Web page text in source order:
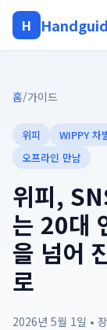
H
홈/가이드
위피 WIPPY 차
오프라인 만남
위피,
는 20대
을 넘어
로
2026년 5월 1일 •